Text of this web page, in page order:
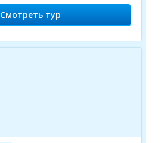
Смотреть тур